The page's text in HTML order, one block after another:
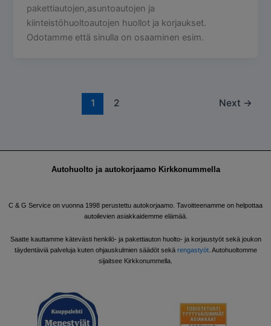
pakettiautojen,asuntoautojen ja
kiinteistöhuoltoautojen huollot ja korjaukset.
Odotamme että sinulla on osaaminen esim.
1 2 Next →
Autohuolto ja autokorjaamo Kirkkonummella
C & G Service on vuonna 1998 perustettu autokorjaamo. Tavoitteenamme on helpottaa
autoilevien asiakkaidemme elämää.
Saatte kauttamme kätevästi henkilö- ja pakettiauton huolto- ja korjaustyöt sekä joukon
täydentäviä palveluja kuten ohjauskulmien säädöt sekä rengastyöt. Autohuoltomme
sijaitsee Kirkkonummella.